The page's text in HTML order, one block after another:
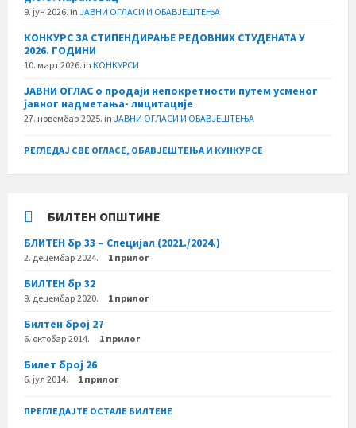
9. јун 2026. in ЈАВНИ ОГЛАСИ И ОБАВЈЕШТЕЊА
КОНКУРС ЗА СТИПЕНДИРАЊЕ РЕДОВНИХ СТУДЕНАТА У
2026. ГОДИНИ
10. март 2026. in КОНКУРСИ
ЈАВНИ ОГЛАС о продаји непокретности путем усменог
јавног надметања- лицитације
27. новембар 2025. in ЈАВНИ ОГЛАСИ И ОБАВЈЕШТЕЊА
РЕГЛЕДАЈ СВЕ ОГЛАСЕ, ОБАВЈЕШТЕЊА И КУНКУРСЕ
БИЛТЕН ОПШТИНЕ
БЛИТЕН бр 33 – Специјал (2021./2024.)
2. децембар 2024. 1 прилог
БИЛТЕН бр 32
9. децембар 2020. 1 прилог
Билтен број 27
6. октобар 2014. 1 прилог
Билет број 26
6. јул 2014. 1 прилог
ПРЕГЛЕДАЈТЕ ОСТАЛЕ БИЛТЕНЕ